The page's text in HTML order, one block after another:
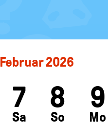
Februar 2026
7
Sa
8
So
9
Mo